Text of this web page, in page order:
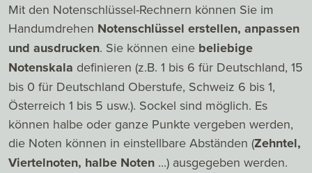
Mit den Notenschlüssel-Rechnern können Sie im
Handumdrehen Notenschlüssel erstellen, anpassen
und ausdrucken. Sie können eine beliebige
Notenskala definieren (z.B. 1 bis 6 für Deutschland, 15
bis 0 für Deutschland Oberstufe, Schweiz 6 bis 1,
Österreich 1 bis 5 usw.). Sockel sind möglich. Es
können halbe oder ganze Punkte vergeben werden,
die Noten können in einstellbare Abständen (Zehntel,
Viertelnoten, halbe Noten ...) ausgegeben werden.